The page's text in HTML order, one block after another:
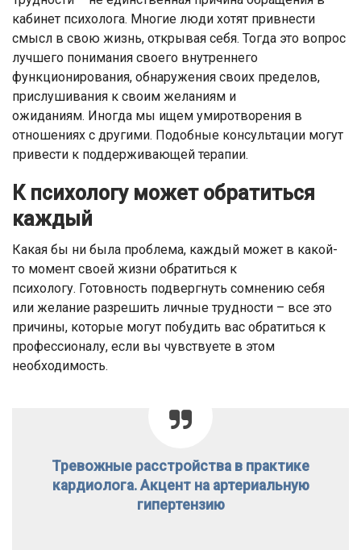
кабинет психолога. Многие люди хотят привнести
смысл в свою жизнь, открывая себя. Тогда это вопрос
лучшего понимания своего внутреннего
функционирования, обнаружения своих пределов,
прислушивания к своим желаниям и
ожиданиям. Иногда мы ищем умиротворения в
отношениях с другими. Подобные консультации могут
привести к поддерживающей терапии.
К психологу может обратиться
каждый
Какая бы ни была проблема, каждый может в какой-
то момент своей жизни обратиться к
психологу. Готовность подвергнуть сомнению себя
или желание разрешить личные трудности – все это
причины, которые могут побудить вас обратиться к
профессионалу, если вы чувствуете в этом
необходимость.
Тревожные расстройства в практике
кардиолога. Акцент на артериальную
гипертензию